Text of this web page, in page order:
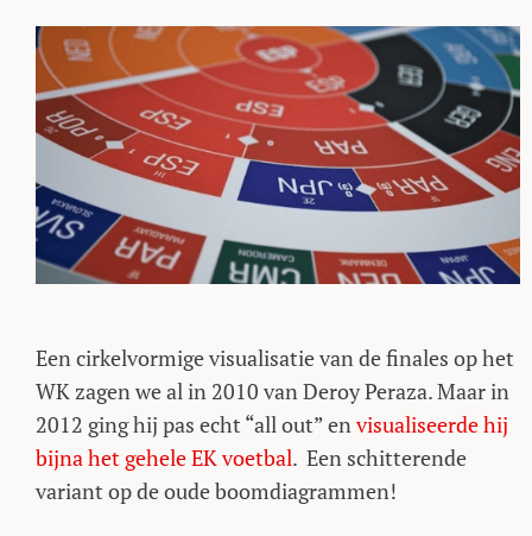
Een cirkelvormige visualisatie van de finales op het
WK zagen we al in 2010 van Deroy Peraza. Maar in
2012 ging hij pas echt “all out” envisualiseerde hij
bijna het gehele EK voetbal. Een schitterende
variant op de oude boomdiagrammen!